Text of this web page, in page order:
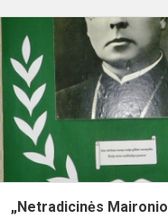
„Netradicinės Maironio